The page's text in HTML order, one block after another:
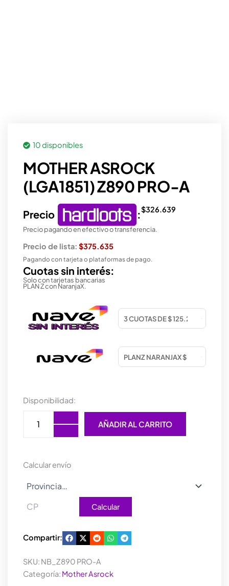
10 disponibles
MOTHER ASROCK
(LGA1851) Z890 PRO-A
Precio :$326.639
Precio pagando en efectivo o transferencia.
Precio de lista: $375.635
Pagando con tarjeta o plataformas de pago.
Cuotas sin interés:
Solo con tarjetas bancarias
PLAN Z con NaranjaX.
Disponibilidad:
MOTHER
(LGA1851)
Z890
cantidad
AÑADIR AL CARRITO
Calcular envío
Calcular
Compartir:
SKU: NB_Z890 PRO-A
Categoría: Mother Asrock